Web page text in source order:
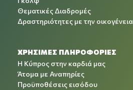
Θεματικές Διαδρομές
Δραστηριότητες με την οικογένεια
ΧΡΉΣΙΜΕΣ ΠΛΗΡΟΦΟΡΊΕΣ
Η Κύπρος στην καρδιά μας
Άτομα με Αναπηρίες
Προϋποθέσεις εισόδου